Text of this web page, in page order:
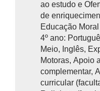
ao estudo e
de
Educação
4º ano:
Meio, Inglês,
Motoras, Apoio
complementar,
curricular